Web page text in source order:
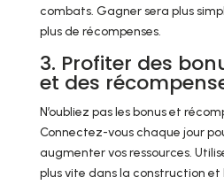
combats. Gagner sera plus
plus de récompenses.
3. Profiter des
et des
N’oubliez pas les bonus et
Connectez-vous chaque jour
augmenter vos ressources.
plus vite dans la construction et